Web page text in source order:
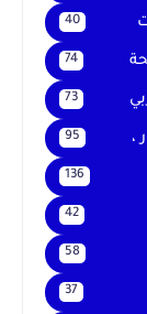
40
74
73
، 95
136
42
58
37